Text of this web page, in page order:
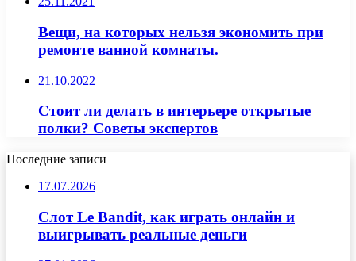
Вещи, на которых нельзя экономить при
ремонте ванной комнаты.
21.10.2022
Стоит ли делать в интерьере открытые
полки? Советы экспертов
Последние записи
17.07.2026
Слот Le Bandit, как играть онлайн и
выигрывать реальные деньги